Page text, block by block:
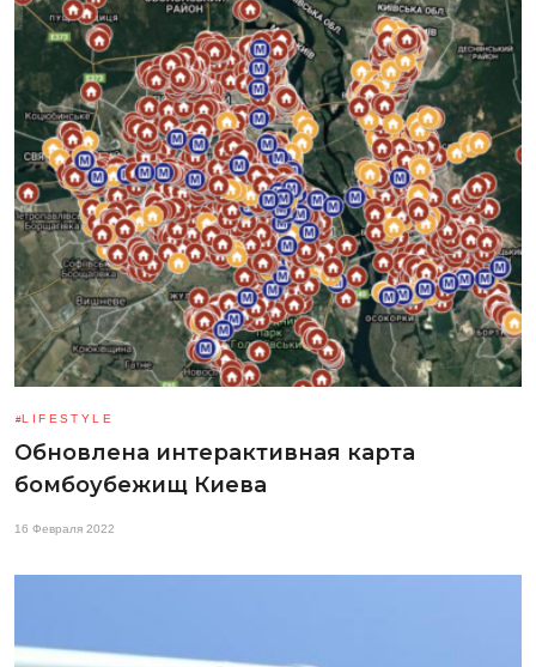
LIFESTYLE
Обновлена интерактивная карта
бомбоубежищ Киева
16 Февраля 2022